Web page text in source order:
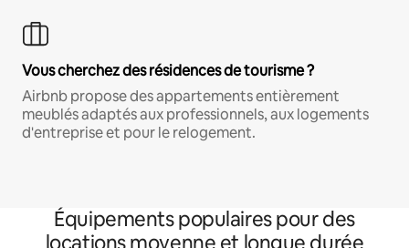
Vous cherchez des résidences de tourisme ?
Airbnb propose des appartements entièrement
meublés adaptés aux professionnels, aux logements
d'entreprise et pour le relogement.
Équipements populaires pour des
locations moyenne et longue durée